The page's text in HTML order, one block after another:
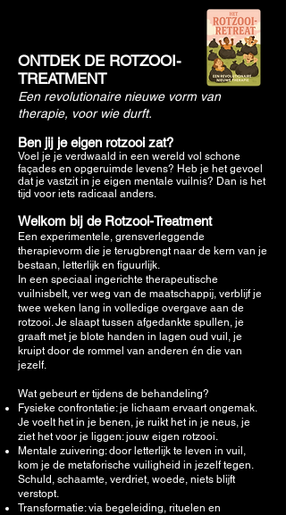
ONTDEK DE ROTZOOI-
TREATMENT
Een revolutionaire nieuwe vorm van
therapie, voor wie durft.
Ben jij je eigen rotzooi zat?
Voel je je verdwaald in een wereld vol schone
façades en opgeruimde levens? Heb je het gevoel
dat je vastzit in je eigen mentale vuilnis? Dan is het
tijd voor iets radicaal anders.
Welkom bij de Rotzooi-Treatment
Een experimentele, grensverleggende
therapievorm die je terugbrengt naar de kern van je
bestaan, letterlijk en figuurlijk.
In een speciaal ingerichte therapeutische
vuilnisbelt, ver weg van de maatschappij, verblijf je
twee weken lang in volledige overgave aan de
rotzooi. Je slaapt tussen afgedankte spullen, je
graaft met je blote handen in lagen oud vuil, je
kruipt door de rommel van anderen én die van
jezelf.
Wat gebeurt er tijdens de behandeling?
Fysieke confrontatie: je lichaam ervaart ongemak.
Je voelt het in je benen, je ruikt het in je neus, je
ziet het voor je liggen: jouw eigen rotzooi.
Mentale zuivering: door letterlijk te leven in vuil,
kom je de metaforische vuiligheid in jezelf tegen.
Schuld, schaamte, verdriet, woede, niets blijft
verstopt.
Transformatie: via begeleiding, rituelen en